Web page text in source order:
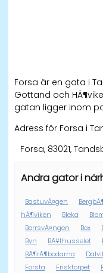
Forsa är en gata i
Gottand och
gatan ligger inom
Adress för Forsa i
Forsa, 83021,
Andra gator i
BastuvÃ¤gen
hÃ¶viken
Bleka
BorrsvÃ¤ngen
Box
Byn
BÃ¥thusselet
BÃ¶rÃ¶bodarna
Forsta
Frisktorpet